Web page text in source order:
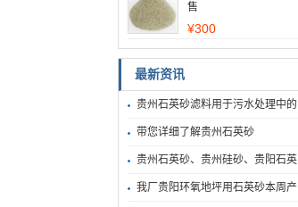
售
¥300
最新资讯
贵州石英砂滤料用于污水处理中的
带您详细了解贵州石英砂
贵州石英砂、贵州硅砂、贵阳石英
我厂贵阳环氧地坪用石英砂本周产